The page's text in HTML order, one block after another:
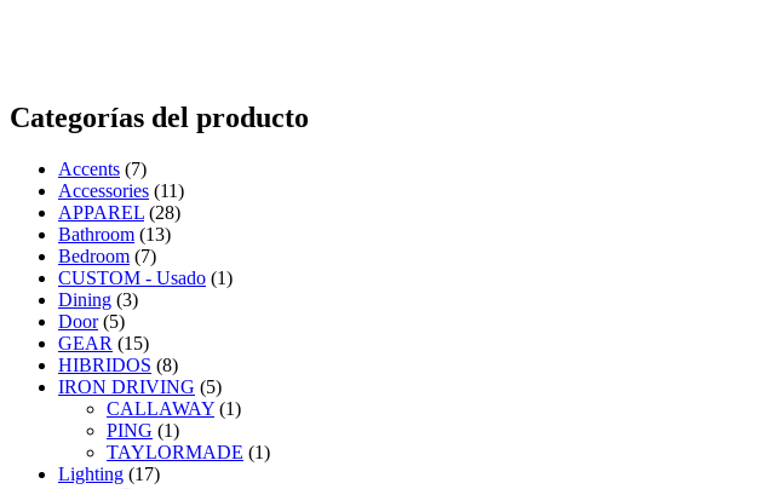
Categorías del producto
Accents (7)
Accessories (11)
APPAREL (28)
Bathroom (13)
Bedroom (7)
CUSTOM - Usado (1)
Dining (3)
Door (5)
GEAR (15)
HIBRIDOS (8)
IRON DRIVING (5)
CALLAWAY (1)
PING (1)
TAYLORMADE (1)
Lighting (17)